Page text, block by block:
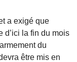
a exigé que
d’ici la fin du mois
du
être mis en